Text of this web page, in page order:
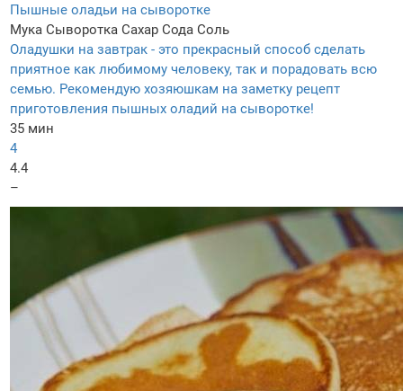
Пышные оладьи на сыворотке
Мука Сыворотка Сахар Сода Соль
Оладушки на завтрак - это прекрасный способ сделать
приятное как любимому человеку, так и порадовать всю
семью. Рекомендую хозяюшкам на заметку рецепт
приготовления пышных оладий на сыворотке!
35 мин
4
4.4
–